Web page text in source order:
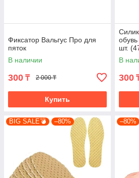
Фиксатор Вальгус Про для
пяток
В наличии
300 ₸ 2 000 ₸
Купить
шт.
В
300
BIG SALE💣 –80% –80%